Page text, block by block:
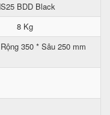
BDD Black
8 Kg
350 * Sâu 250 mm